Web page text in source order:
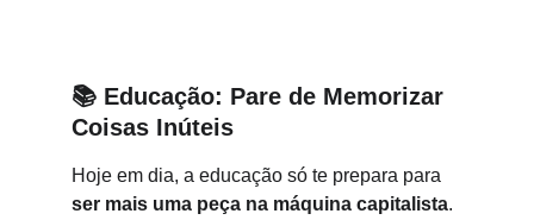
📚 Educação: Pare de Memorizar
Coisas Inúteis
Hoje em dia, a educação só te prepara para
ser mais uma peça na máquina capitalista.